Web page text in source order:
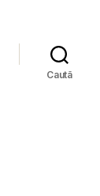
Caută